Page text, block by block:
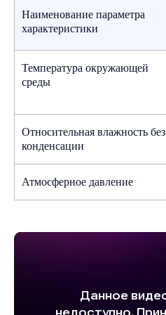
Наименование параметра
характеристики
Температура окружающей
среды
Относительная влажность без
конденсации
Атмосферное давление
Скачать документ
email:info@gigrotermon.ru